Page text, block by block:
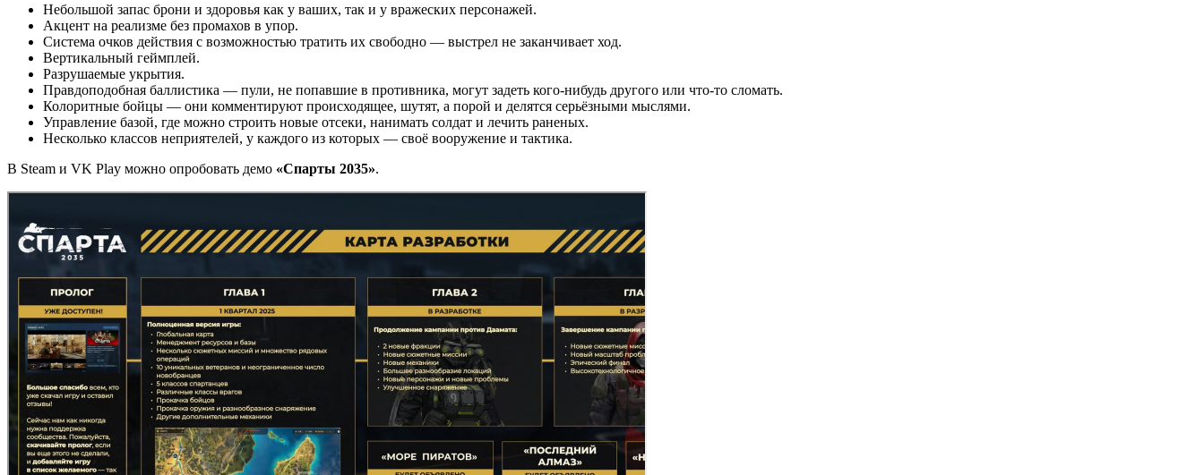
Небольшой запас брони и здоровья как у ваших, так и у вражеских персонажей.
Акцент на реализме без промахов в упор.
Система очков действия с возможностью тратить их свободно — выстрел не заканчивает ход.
Вертикальный геймплей.
Разрушаемые укрытия.
Правдоподобная баллистика — пули, не попавшие в противника, могут задеть кого-нибудь другого или что-то сломать.
Колоритные бойцы — они комментируют происходящее, шутят, а порой и делятся серьёзными мыслями.
Управление базой, где можно строить новые отсеки, нанимать солдат и лечить раненых.
Несколько классов неприятелей, у каждого из которых — своё вооружение и тактика.
В Steam и VK Play можно опробовать демо «Спарты 2035».